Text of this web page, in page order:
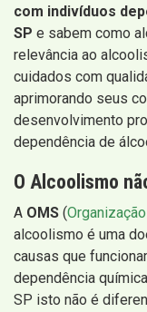
com indivíduos
SP e sabem como
relevância ao
cuidados com
aprimorando seus
desenvolvimento
dependência de
O Alcoolismo
A OMS (
alcoolismo é uma
causas que
dependência
SP isto não é